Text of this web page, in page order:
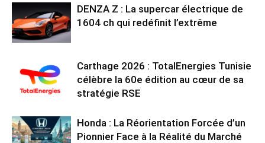
DENZA Z : La supercar électrique de
1604 ch qui redéfinit l’extrême
Carthage 2026 : TotalEnergies Tunisie
célèbre la 60e édition au cœur de sa
stratégie RSE
Honda : La Réorientation Forcée d’un
Pionnier Face à la Réalité du Marché